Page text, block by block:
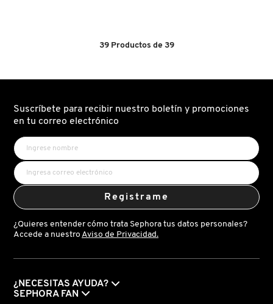
39Productos de 39
Suscríbete para recibir nuestro boletín y promociones
en tu correo electrónico
Registrame
¿Quieres entender cómo trata Sephora tus datos personales?
Accede a nuestro Aviso de Privacidad.
¿NECESITAS AYUDA?
SEPHORA FAN